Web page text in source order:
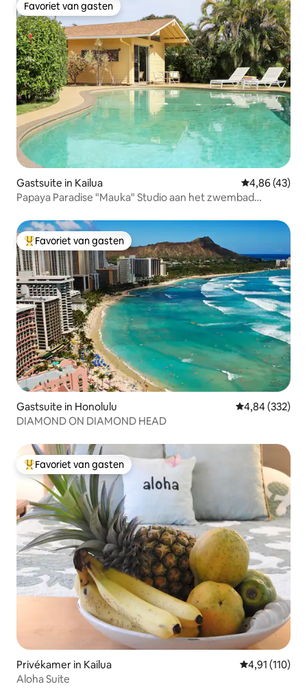
Favoriet van gasten
Favoriet van gasten
Gastsuite in Kailua Gemiddelde
4,86 (43)
Papaya Paradise "Mauka" Studio aan het zwembad
Topfavoriet van gasten
Favoriet van gasten
Gastsuite in Honolulu Gemiddelde
4,84 (332)
DIAMOND ON DIAMOND HEAD
Topfavoriet van gasten
Favoriet van gasten
Privékamer in Kailua Gemiddelde
4,91 (110)
Aloha Suite